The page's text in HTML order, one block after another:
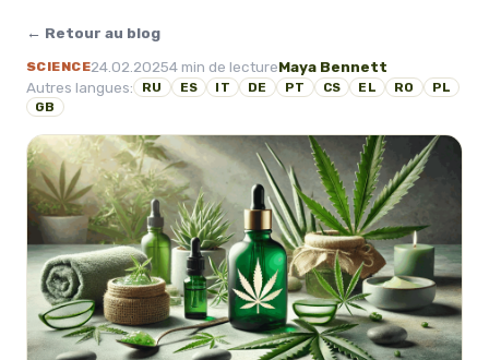
← Retour au blog
SCIENCE24.02.20254 min de lectureMaya Bennett
Autres langues:
RU ES IT DE PT CS EL RO
PL
GB